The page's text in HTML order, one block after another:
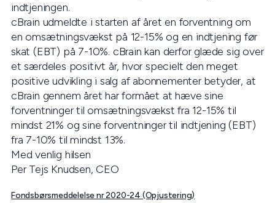
indtjeningen.
cBrain udmeldte i starten af året en forventning om
en omsætningsvækst på 12-15% og en indtjening før
skat (EBT) på 7-10%. cBrain kan derfor glæde sig over
et særdeles positivt år, hvor specielt den meget
positive udvikling i salg af abonnementer betyder, at
cBrain gennem året har formået at hæve sine
forventninger til omsætningsvækst fra 12-15% til
mindst 21% og sine forventninger til indtjening (EBT)
fra 7-10% til mindst 13%.
Med venlig hilsen
Per Tejs Knudsen, CEO
Fondsbørsmeddelelse nr 2020-24 (Opjustering)